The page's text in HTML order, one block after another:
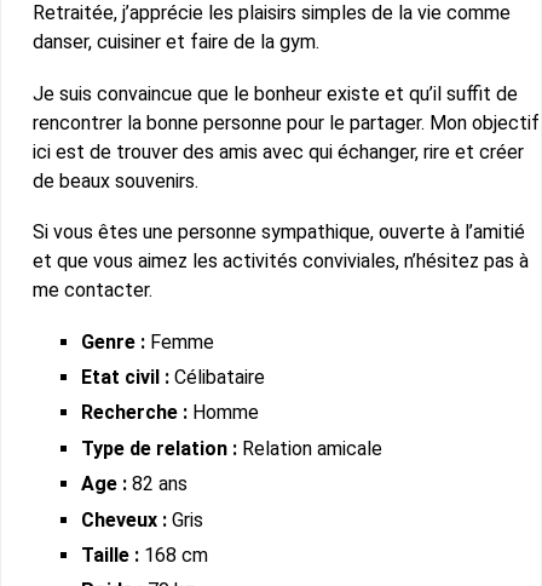
Retraitée, j’apprécie les plaisirs simples de la vie comme
danser, cuisiner et faire de la gym.
Je suis convaincue que le bonheur existe et qu’il suffit de
rencontrer la bonne personne pour le partager. Mon objectif
ici est de trouver des amis avec qui échanger, rire et créer
de beaux souvenirs.
Si vous êtes une personne sympathique, ouverte à l’amitié
et que vous aimez les activités conviviales, n’hésitez pas à
me contacter.
Genre : Femme
Etat civil : Célibataire
Recherche : Homme
Type de relation : Relation amicale
Age : 82 ans
Cheveux : Gris
Taille : 168 cm